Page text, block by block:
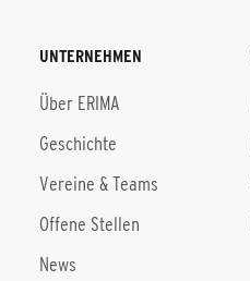
UNTERNEHMEN
Über ERIMA
Geschichte
Vereine & Teams
Offene Stellen
News